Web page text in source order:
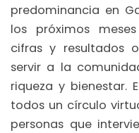
predominancia en
los próximos
cifras y resultados
servir a la
riqueza y bienestar.
todos un círculo
personas que